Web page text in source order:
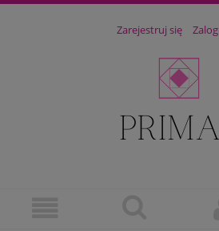
Zarejestruj się